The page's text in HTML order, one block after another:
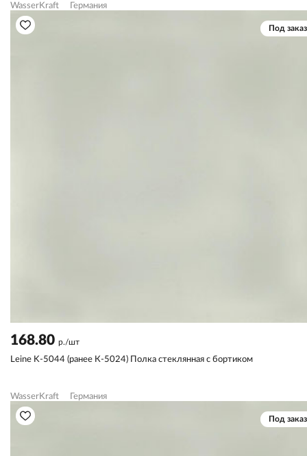
WasserKraft Германия
Под заказ
168.80 р./шт
Leine K-5044 (ранее К-5024) Полка стеклянная с бортиком
WasserKraft Германия
Под заказ